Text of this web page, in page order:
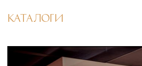
КАТАЛОГИ